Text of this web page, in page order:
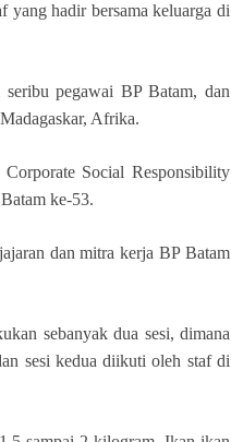
yang hadir bersama keluarga di
pegawai BP Batam, dan
Afrika.
Social Responsibility
ke-53.
dan mitra kerja BP Batam
sebanyak dua sesi, dimana
sesi kedua diikuti oleh staf di